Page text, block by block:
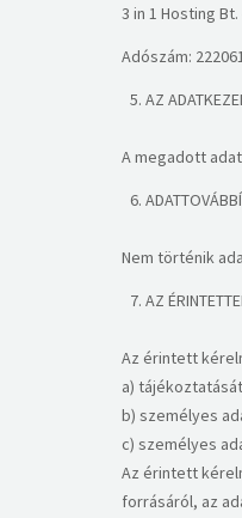
3 in 1 Hosting
Adószám:
AZ
A megadott
Nem történik
AZ
Az érintett
a)
b) személyes
c) személyes
Az érintett
forrásáról, az